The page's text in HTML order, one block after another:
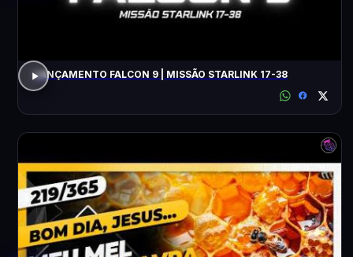
LANÇAMENTO FALCON 9 | MISSÃO STARLINK 17-38